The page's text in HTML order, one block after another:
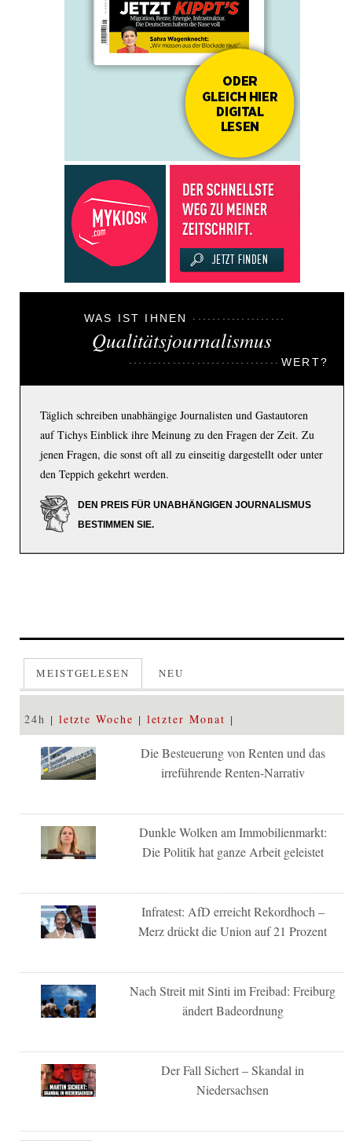
WAS IST IHNEN
Qualitätsjournalismus
WERT?
Täglich schreiben unabhängige Journalisten und Gastautoren
auf Tichys Einblick ihre Meinung zu den Fragen der Zeit. Zu
jenen Fragen, die sonst oft all zu einseitig dargestellt oder unter
den Teppich gekehrt werden.
DEN PREIS FÜR UNABHÄNGIGEN JOURNALISMUS
BESTIMMEN SIE.
MEISTGELESEN NEU
24h letzte Woche letzter Monat
Die Besteuerung von Renten und das
irreführende Renten-Narrativ
Dunkle Wolken am Immobilienmarkt:
Die Politik hat ganze Arbeit geleistet
Infratest: AfD erreicht Rekordhoch –
Merz drückt die Union auf 21 Prozent
Nach Streit mit Sinti im Freibad: Freiburg
ändert Badeordnung
Der Fall Sichert – Skandal in
Niedersachsen